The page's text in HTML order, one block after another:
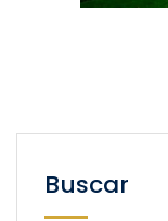
Buscar